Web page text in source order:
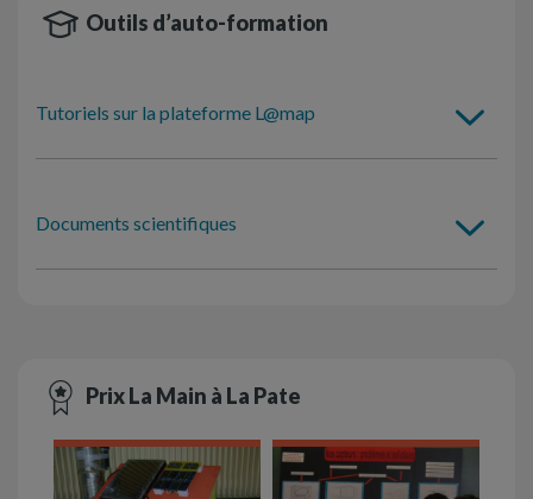
Outils d’auto-formation
Tutoriels sur la plateforme L@map
Documents scientifiques
Prix La Main à La Pate